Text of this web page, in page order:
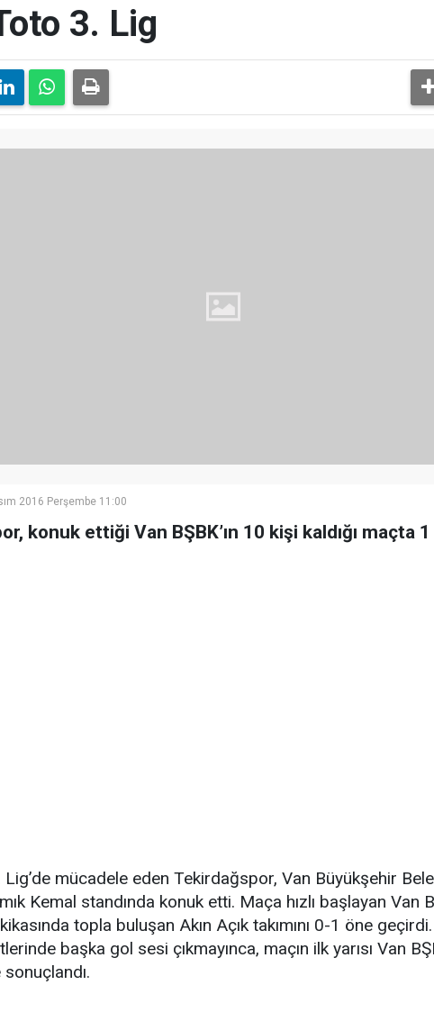
3. Lig
2016 Perşembe 11:00
konuk ettiği Van BŞBK’ın 10 kişi kaldığı maçta 1
mücadele eden Tekirdağspor, Van Büyükşehir
Kemal standında konuk etti. Maça hızlı başlayan Van
topla buluşan Akın Açık takımını 0-1 öne
başka gol sesi çıkmayınca, maçın ilk yarısı Van